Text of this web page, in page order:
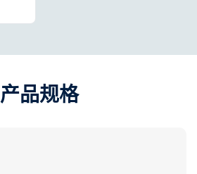
产品规格​